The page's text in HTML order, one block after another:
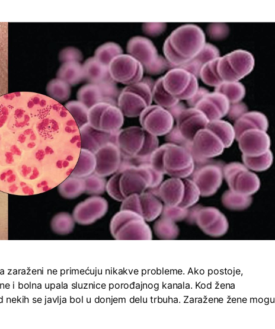
zaraženi ne primećuju nikakve probleme. Ako postoje,
i bolna upala sluznice porođajnog kanala. Kod žena
se javlja bol u donjem delu trbuha. Zaražene žene mogu